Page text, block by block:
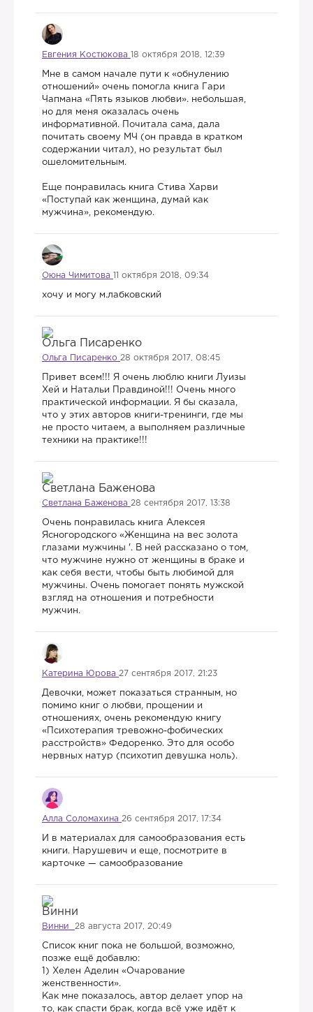
Евгения Костюкова 18 октября 2018, 12:39
Мне в самом начале пути к «обнулению
отношений» очень помогла книга Гари
Чапмана «Пять языков любви». небольшая,
но для меня оказалась очень
информативной. Почитала сама, дала
почитать своему МЧ (он правда в кратком
содержании читал), но результат был
ошеломительным.
Еще понравилась книга Стива Харви
«Поступай как женщина, думай как
мужчина», рекомендую.
Оюна Чимитова 11 октября 2018, 09:34
хочу и могу м.лабковский
Ольга Писаренко 28 октября 2017, 08:45
Привет всем!!! Я очень люблю книги Луизы
Хей и Натальи Правдиной!!! Очень много
практической информации. Я бы сказала,
что у этих авторов книги-тренинги, где мы
не просто читаем, а выполняем различные
техники на практике!!!
Светлана Баженова 28 сентября 2017, 13:38
Очень понравилась книга Алексея
Ясногородского «Женщина на вес золота
глазами мужчины '. В ней рассказано о том,
что мужчине нужно от женщины в браке и
как себя вести, чтобы быть любимой для
мужчины. Очень помогает понять мужской
взгляд на отношения и потребности
мужчин.
Катерина Юрова 27 сентября 2017, 21:23
Девочки, может показаться странным, но
помимо книг о любви, прощении и
отношениях, очень рекомендую книгу
«Психотерапия тревожно-фобических
расстройств» Федоренко. Это для особо
нервных натур (психотип девушка ноль).
Алла Соломахина 26 сентября 2017, 17:34
И в материалах для самообразования есть
книги. Нарушевич и еще, посмотрите в
карточке — самообразование
Винни 28 августа 2017, 20:49
Список книг пока не большой, возможно,
позже ещё добавлю:
1) Хелен Аделин «Очарование
женственности».
Как мне показалось, автор делает упор на
то, как спасти брак, когда всё уже идёт к